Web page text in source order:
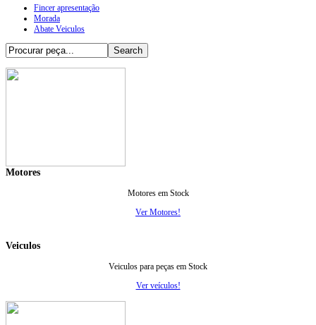
Fincer apresentação
Morada
Abate Veiculos
Motores
Motores em Stock
Ver Motores!
Veiculos
Veiculos para peças em Stock
Ver veículos!